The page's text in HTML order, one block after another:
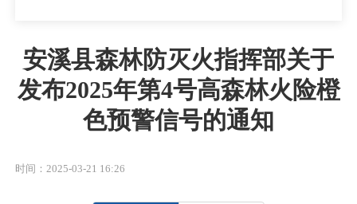
安溪县森林防灭火指挥部关于
发布2025年第4号高森林火险橙
色预警信号的通知
时间：2025-03-21 16:26